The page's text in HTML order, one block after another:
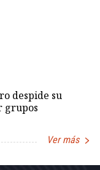
despide su
grupos
Ver más